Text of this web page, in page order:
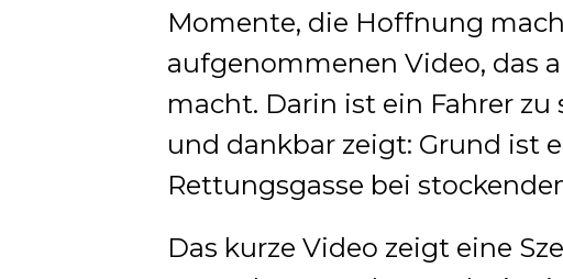
Momente, die Hoffnung
aufgenommenen Video, das
macht. Darin ist ein Fahrer
und dankbar zeigt: Grund ist
Rettungsgasse bei
Das kurze Video zeigt eine